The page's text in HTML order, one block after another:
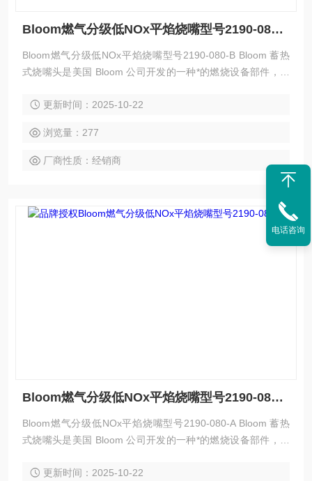
Bloom燃气分级低NOx平焰烧嘴型号2190-080-B
Bloom燃气分级低NOx平焰烧嘴型号2190-080-B Bloom 蓄热
式烧嘴头是美国 Bloom 公司开发的一种*的燃烧设备部件，具
更新时间：2025-10-22
浏览量：277
厂商性质：经销商
Bloom燃气分级低NOx平焰烧嘴型号2190-080-A
Bloom燃气分级低NOx平焰烧嘴型号2190-080-A Bloom 蓄热
式烧嘴头是美国 Bloom 公司开发的一种*的燃烧设备部件，具
更新时间：2025-10-22
电话咨询